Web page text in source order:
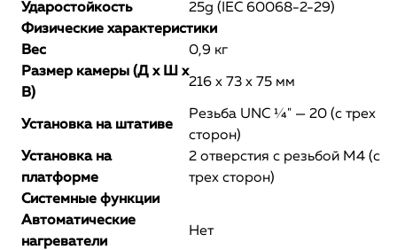
Ударостойкость
25g (IEC 60068-2-29)
Физические характеристики
Вес
0,9 кг
Размер камеры (Д х Ш х
В)
216 х 73 х 75 мм
Установка на штативе
Резьба UNC ¼" — 20 (с трех
сторон)
Установка на
платформе
2 отверстия с резьбой М4 (с
трех сторон)
Системные функции
Автоматические
нагреватели
Нет